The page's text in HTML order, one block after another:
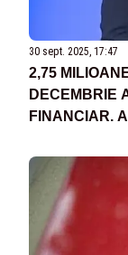
30 sept. 2025, 17:47
2,75
DECEMBRIE
FINANCIAR.